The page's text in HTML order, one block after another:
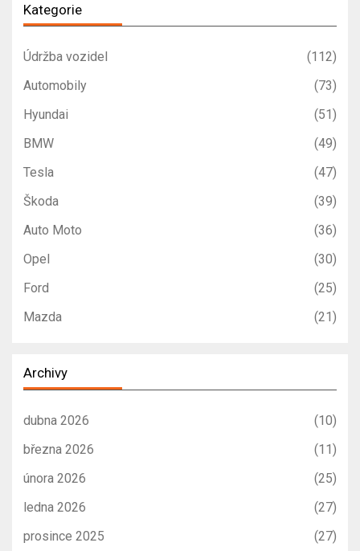
Kategorie
Údržba vozidel
(112)
Automobily
(73)
Hyundai
(51)
BMW
(49)
Tesla
(47)
Škoda
(39)
Auto Moto
(36)
Opel
(30)
Ford
(25)
Mazda
(21)
Archivy
dubna 2026
(10)
března 2026
(11)
února 2026
(25)
ledna 2026
(27)
prosince 2025
(27)